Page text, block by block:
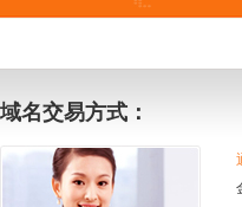
域名交易方式：